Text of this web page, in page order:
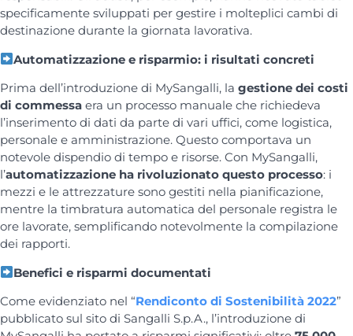
specificamente sviluppati per gestire i molteplici cambi di
destinazione durante la giornata lavorativa.
Automatizzazione e risparmio: i risultati concreti
Prima dell’introduzione di MySangalli, la gestione dei costi
di commessa era un processo manuale che richiedeva
l’inserimento di dati da parte di vari uffici, come logistica,
personale e amministrazione. Questo comportava un
notevole dispendio di tempo e risorse. Con MySangalli,
l’automatizzazione ha rivoluzionato questo processo: i
mezzi e le attrezzature sono gestiti nella pianificazione,
mentre la timbratura automatica del personale registra le
ore lavorate, semplificando notevolmente la compilazione
dei rapporti.
Benefici e risparmi documentati
Come evidenziato nel “Rendiconto di Sostenibilità 2022”
pubblicato sul sito di Sangalli S.p.A., l’introduzione di